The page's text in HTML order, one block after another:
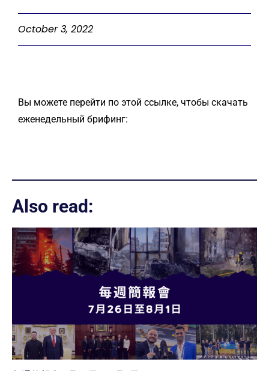
October 3, 2022
Вы можете перейти по этой ссылке, чтобы скачать
еженедельный брифинг:
Also read: